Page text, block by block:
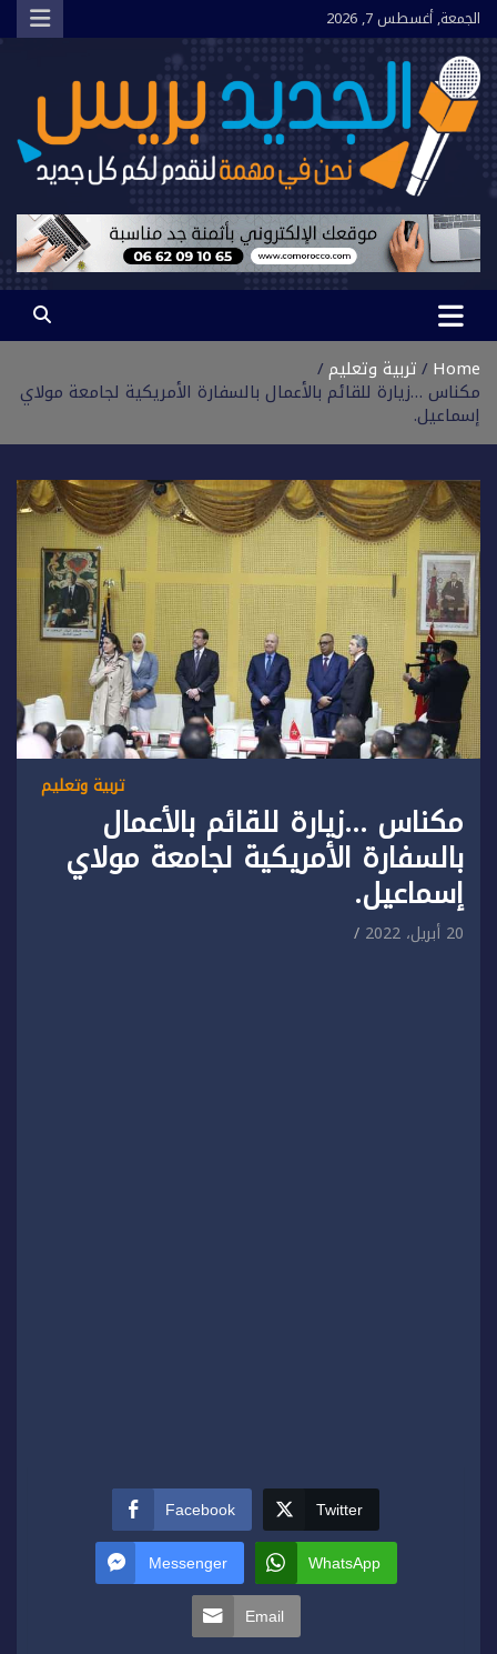
Skip
to
content
الجمعة, أغسطس 7, 2026
الجديد بريس
نحن في مهمة لنقدم لكم كل جديد
Home تربية وتعليم
مكناس …زيارة للقائم بالأعمال بالسفارة الأمريكية لجامعة مولاي
إسماعيل.
تربية وتعليم
مكناس …زيارة للقائم بالأعمال
بالسفارة الأمريكية لجامعة مولاي
إسماعيل.
20 أبريل، 2022
Facebook Twitter
Messenger WhatsApp
Email